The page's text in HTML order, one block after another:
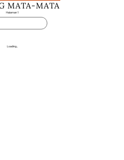
MATA-MATA
Halaman 1
Loading...